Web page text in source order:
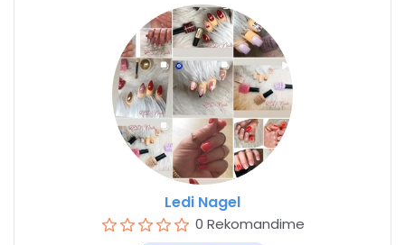
Ledi Nagel
0 Rekomandime